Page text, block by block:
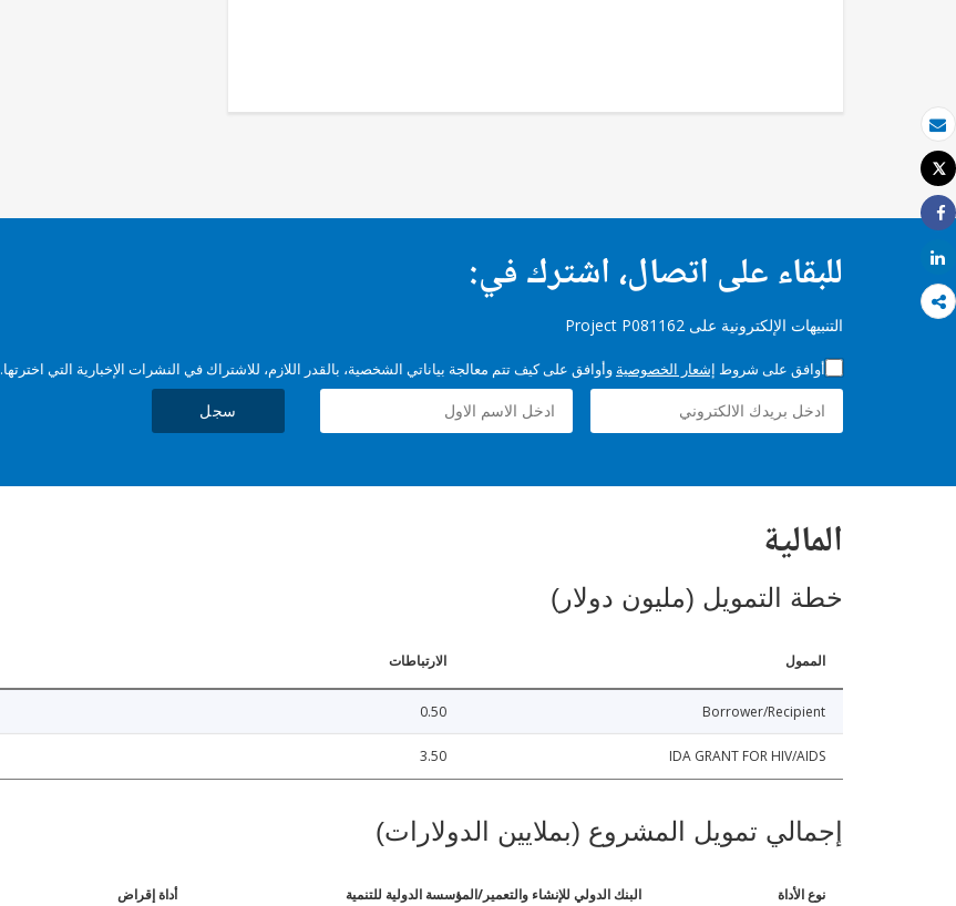
بريد الكتروني
طباعة
Tweet
Share
Share
للبقاء على اتصال، اشترك في:
التنبيهات الإلكترونية على Project P081162
أوافق على شروط إشعار الخصوصية وأوافق على كيف تتم معالجة بياناتي الشخصية، بالقدر اللازم، للاشتراك في النشرات الإخبارية التي اخترتها.
سجل
المالية
خطة التمويل (مليون دولار)
الممول الارتباطات
Borrower/Recipient
0.50
IDA GRANT FOR HIV/AIDS
3.50
إجمالي تمويل المشروع (بملايين الدولارات)
نوع الأداة البنك الدولي للإنشاء والتعمير/المؤسسة الدولية للتنمية أداة إقراض